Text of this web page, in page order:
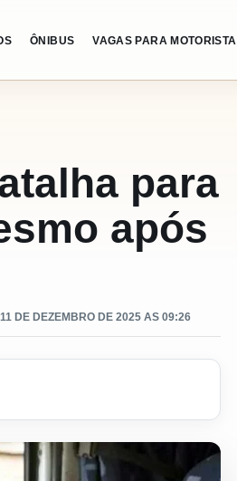
ÔNIBUS VAGAS PARA MOTORISTA
para
após
DE DEZEMBRO DE 2025 AS 09:26